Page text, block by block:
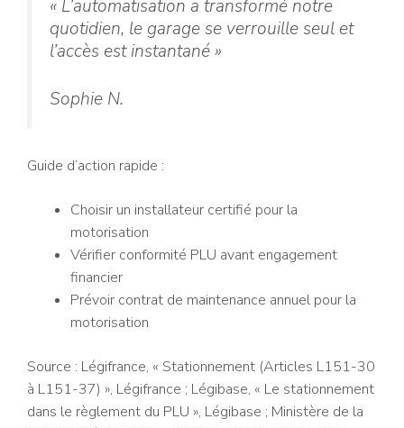
« L’automatisation a transformé notre
quotidien, le garage se verrouille seul et
l’accès est instantané »
Sophie N.
Guide d’action rapide :
Choisir un installateur certifié pour la
motorisation
Vérifier conformité PLU avant engagement
financier
Prévoir contrat de maintenance annuel pour la
motorisation
Source : Légifrance, « Stationnement (Articles L151-30
à L151-37) », Légifrance ; Légibase, « Le stationnement
dans le règlement du PLU », Légibase ; Ministère de la